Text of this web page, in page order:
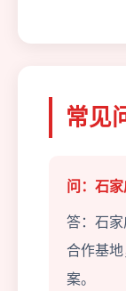
常见
问：石
答：石
合作基
案。